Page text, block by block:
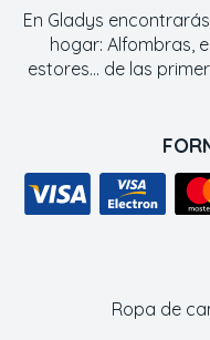
En Gladys
hogar: Alfombras,
estores... de las
Ropa de